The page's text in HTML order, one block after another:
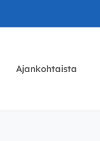
Ajankohtaista